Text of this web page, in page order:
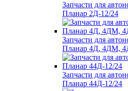
Запчасти для
Планар 2Д-12/24
Запчасти для
Планар 4Д, 4ДМ,
Запчасти для
Планар 44Д-12/24